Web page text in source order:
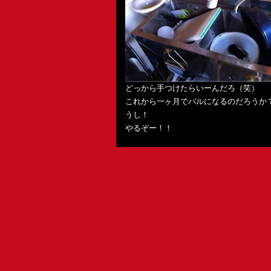
どっから手つけたらいーんだろ（笑）
これから一ヶ月でバルになるのだろうか
うし！
やるぞー！！